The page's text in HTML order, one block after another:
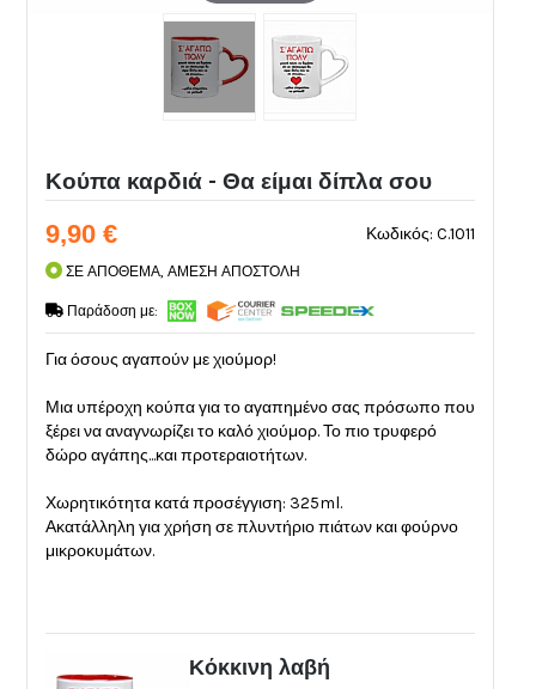
Κούπα καρδιά - Θα είμαι δίπλα σου
Κωδικός: C.1011
9,90 €
ΣΕ ΑΠΟΘΕΜΑ, ΑΜΕΣΗ ΑΠΟΣΤΟΛΗ
Παράδοση με:
Για όσους αγαπούν με χιούμορ!
Μια υπέροχη κούπα για το αγαπημένο σας πρόσωπο που
ξέρει να αναγνωρίζει το καλό χιούμορ. Το πιο τρυφερό
δώρο αγάπης...και προτεραιοτήτων.
Χωρητικότητα κατά προσέγγιση: 325ml.
Ακατάλληλη για χρήση σε πλυντήριο πιάτων και φούρνο
μικροκυμάτων.
Κόκκινη λαβή